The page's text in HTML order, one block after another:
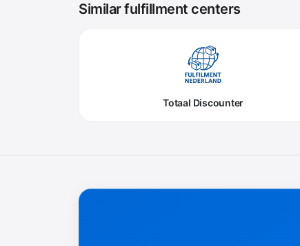
Similar fulfillment centers
Totaal Discounter